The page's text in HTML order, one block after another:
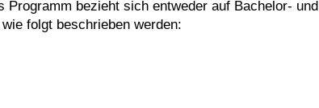
bezieht sich entweder auf Bachelor- und
folgt beschrieben werden: